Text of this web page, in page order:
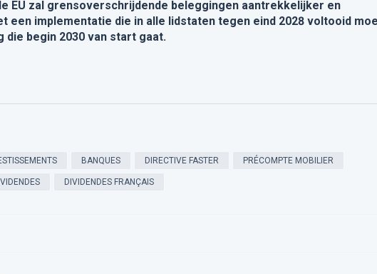
EU zal grensoverschrijdende beleggingen aantrekkelijker en
een implementatie die in alle lidstaten tegen eind 2028 voltooid
die begin 2030 van start gaat.
BANQUES DIRECTIVE FASTER PRÉCOMPTE MOBILIER
DIVIDENDES FRANÇAIS